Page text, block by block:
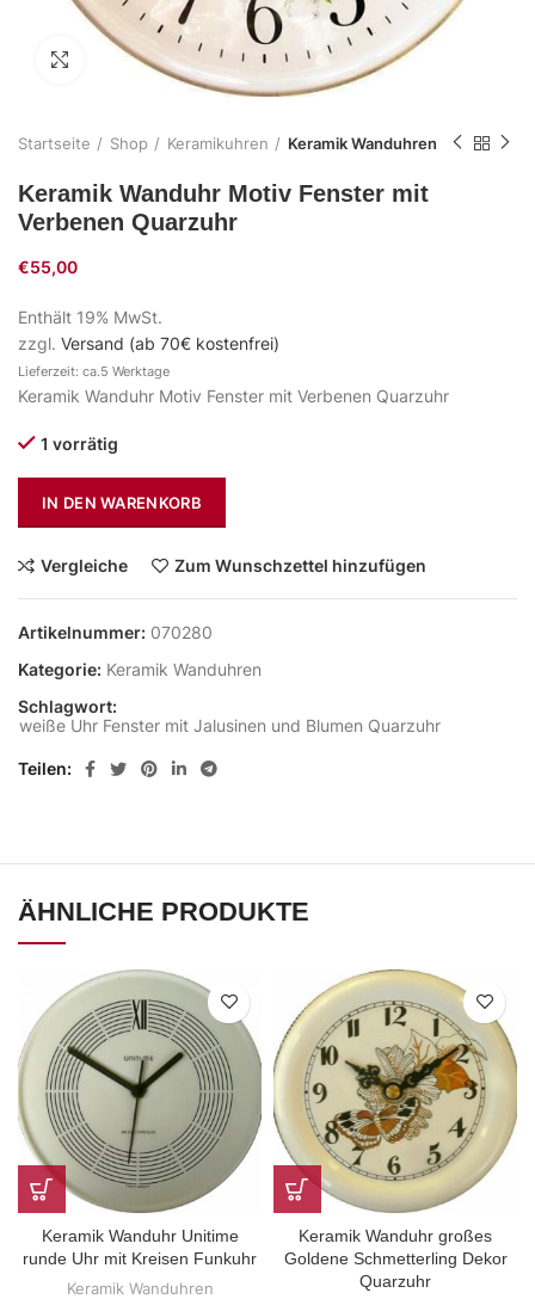
Zum Vergrößern klicken
Startseite Shop Keramikuhren Keramik Wanduhren
Keramik Wanduhr Motiv Fenster mit
Verbenen Quarzuhr
€55,00
Enthält 19% MwSt.
zzgl. Versand (ab 70€ kostenfrei)
Lieferzeit: ca.5 Werktage
Keramik Wanduhr Motiv Fenster mit Verbenen Quarzuhr
1 vorrätig
IN DEN WARENKORB
Vergleiche Zum Wunschzettel hinzufügen
Artikelnummer: 070280
Kategorie: Keramik Wanduhren
Schlagwort:
weiße Uhr Fenster mit Jalusinen und Blumen Quarzuhr
Teilen
ÄHNLICHE PRODUKTE
Keramik Wanduhr Unitime
runde Uhr mit Kreisen Funkuhr
Keramik Wanduhren
Keramik Wanduhr großes
Goldene Schmetterling Dekor
Quarzuhr